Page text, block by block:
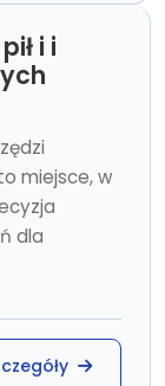
i i
miejsce, w
dla